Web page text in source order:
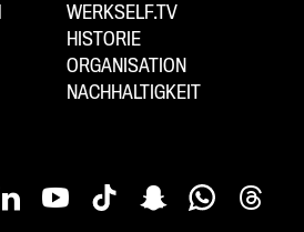
WERKSELF.TV
HISTORIE
ORGANISATION
NACHHALTIGKEIT